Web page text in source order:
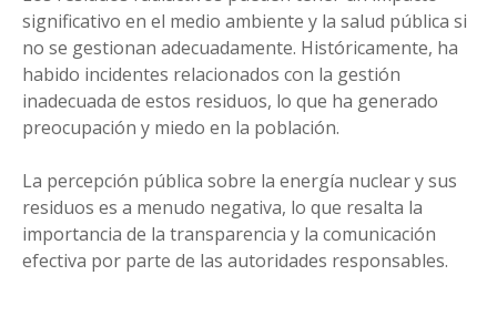
significativo en el medio ambiente y la salud pública si
no se gestionan adecuadamente. Históricamente, ha
habido incidentes relacionados con la gestión
inadecuada de estos residuos, lo que ha generado
preocupación y miedo en la población.
La percepción pública sobre la energía nuclear y sus
residuos es a menudo negativa, lo que resalta la
importancia de la transparencia y la comunicación
efectiva por parte de las autoridades responsables.